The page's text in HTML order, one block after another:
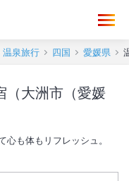
温泉旅行 四国 愛媛県
（大洲市（愛媛
も体もリフレッシュ。